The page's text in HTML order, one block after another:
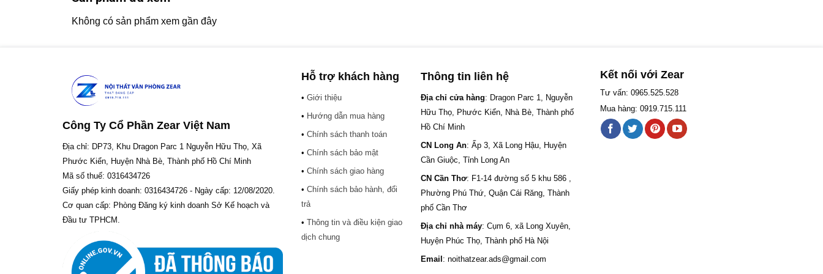
Không có sản phẩm xem gần đây
Công Ty Cổ Phần Zear Việt Nam
Địa chỉ: DP73, Khu Dragon Parc 1 Nguyễn Hữu Thọ, Xã
Phước Kiển, Huyện Nhà Bè, Thành phố Hồ Chí Minh
Mã số thuế: 0316434726
Giấy phép kinh doanh: 0316434726 - Ngày cấp: 12/08/2020.
Cơ quan cấp: Phòng Đăng ký kinh doanh Sở Kế hoạch và
Đầu tư TPHCM.
Hỗ trợ khách hàng
• Giới thiệu
• Hướng dẫn mua hàng
• Chính sách thanh toán
• Chính sách bảo mật
• Chính sách giao hàng
• Chính sách bảo hành, đổi
trả
• Thông tin và điều kiện giao
dịch chung
Thông tin liên hệ
Địa chỉ cửa hàng: Dragon Parc 1, Nguyễn
Hữu Thọ, Phước Kiển, Nhà Bè, Thành phố
Hồ Chí Minh
CN Long An: Ấp 3, Xã Long Hậu, Huyện
Cần Giuộc, Tỉnh Long An
CN Cần Thơ: F1-14 đường số 5 khu 586 ,
Phường Phú Thứ, Quận Cái Răng, Thành
phố Cần Thơ
Địa chỉ nhà máy: Cụm 6, xã Long Xuyên,
Huyện Phúc Thọ, Thành phố Hà Nội
Email : noithatzear.ads@gmail.com
Kết nối với Zear
Tư vấn: 0965.525.528
Mua hàng: 0919.715.111